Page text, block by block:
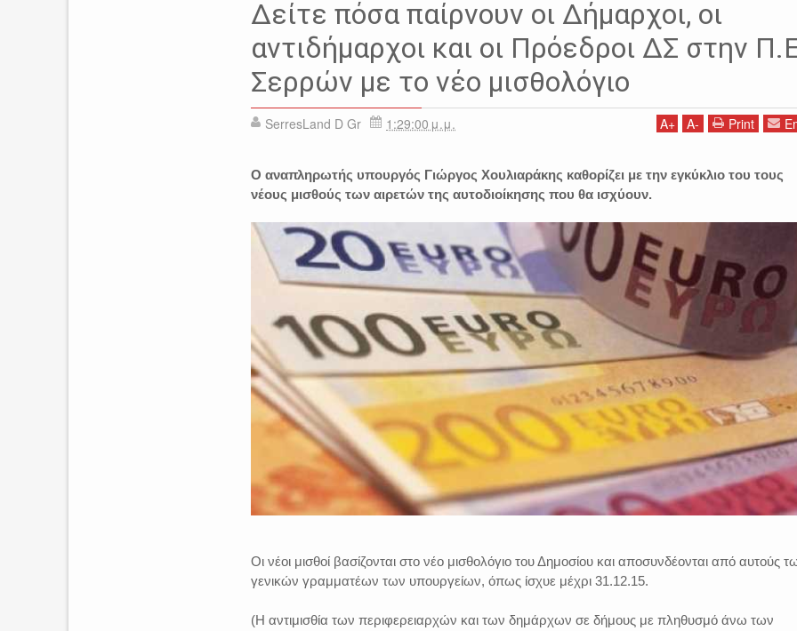
Δείτε πόσα παίρνουν οι Δήμαρχοι, οι
αντιδήμαρχοι και οι Πρόεδροι ΔΣ στην
Σερρών με το νέο μισθολόγιο
SerresLand D Gr 1:29:00 μ.μ. A+ A- Print
Ο αναπληρωτής υπουργός Γιώργος Χουλιαράκης καθορίζει με την εγκύκλιο του τους
νέους μισθούς των αιρετών της αυτοδιοίκησης που θα ισχύουν.
Οι νέοι μισθοί βασίζονται στο νέο μισθολόγιο του Δημοσίου και αποσυνδέονται από αυτούς
γενικών γραμματέων των υπουργείων, όπως ίσχυε μέχρι 31.12.15.
(Η αντιμισθία των περιφερειαρχών και των δημάρχων σε δήμους με πληθυσμό άνω των